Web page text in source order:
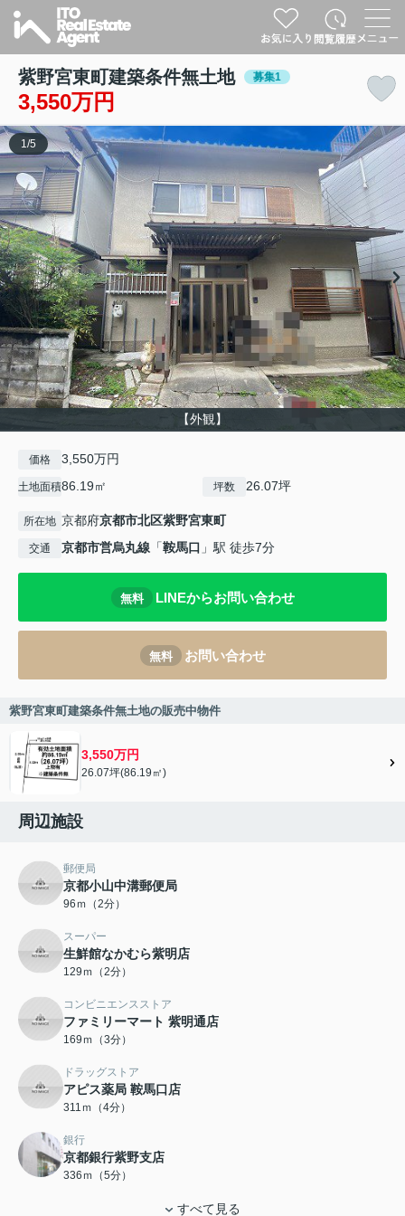
紫野宮東町建築条件無土地 募集1
3,550万円
【外観】
1 /5
価格 3,550万円
土地面積86.19㎡ 坪数 26.07坪
所在地 京都府京都市北区紫野宮東町
交通 京都市営烏丸線 「鞍馬口 」駅 徒歩7分
無料 LINEからお問い合わせ
無料 お問い合わせ
紫野宮東町建築条件無土地の販売中物件
3,550万円
26.07坪(86.19㎡)
周辺施設
郵便局
京都小山中溝郵便局
96ｍ（2分）
スーパー
生鮮館なかむら紫明店
129ｍ（2分）
コンビニエンスストア
ファミリーマート 紫明通店
169ｍ（3分）
ドラッグストア
アピス薬局 鞍馬口店
311ｍ（4分）
銀行
京都銀行紫野支店
336ｍ（5分）
すべて見る